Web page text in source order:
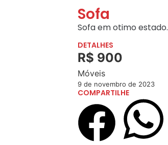
Sofa
Sofa em otimo estado.
DETALHES
R$ 900
Móveis
9 de novembro de 2023
COMPARTILHE